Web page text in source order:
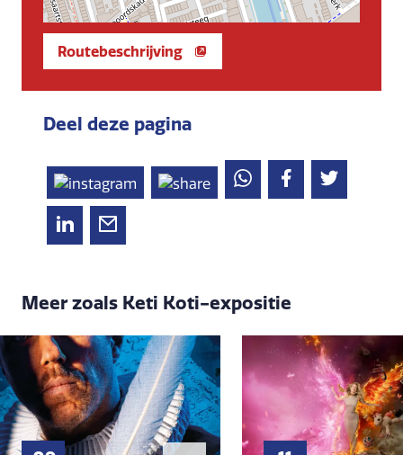
Routebeschrijving
Deel deze pagina
Meer zoals Keti Koti-expositie